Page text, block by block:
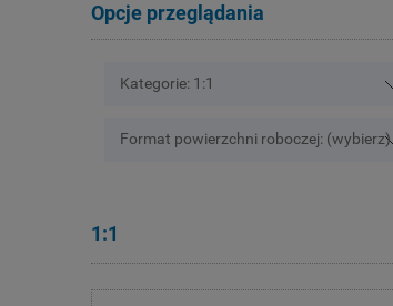
Opcje przeglądania
Kategorie: 1:1
Format powierzchni roboczej: (wybierz)
1:1